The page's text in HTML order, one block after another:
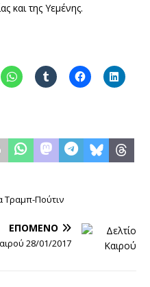
και της Υεμένης.
Τραμπ-Πούτιν
ΕΠΌΜΕΝΟ
28/01/2017